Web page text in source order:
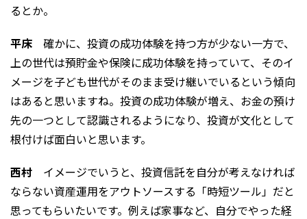
るとか。
平床 確かに、投資の成功体験を持つ方が少ない一方で、
上の世代は預貯金や保険に成功体験を持っていて、そのイ
メージを子ども世代がそのまま受け継いでいるという傾向
はあると思いますね。投資の成功体験が増え、お金の預け
先の一つとして認識されるようになり、投資が文化として
根付けば面白いと思います。
西村 イメージでいうと、投資信託を自分が考えなければ
ならない資産運用をアウトソースする「時短ツール」だと
思ってもらいたいです。例えば家事など、自分でやった経